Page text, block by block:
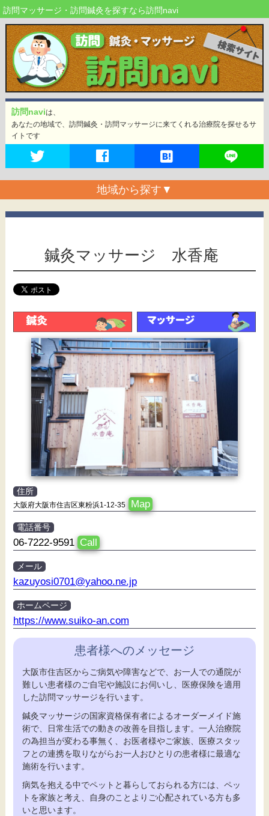
訪問マッサージ・訪問鍼灸を探すなら訪問navi
訪問naviは、
あなたの地域で、訪問鍼灸・訪問マッサージに来てくれる治療院を探せるサ
イトです
地域から探す ▼
鍼灸マッサージ 水香庵
住所
大阪府大阪市住吉区東粉浜1-12-35 Map
電話番号
06-7222-9591 Call
メール
kazuyosi0701@yahoo.ne.jp
ホームページ
https://www.suiko-an.com
患者様へのメッセージ
大阪市住吉区からご病気や障害などで、お一人での通院が
難しい患者様のご自宅や施設にお伺いし、医療保険を適用
した訪問マッサージを行います。
鍼灸マッサージの国家資格保有者によるオーダーメイド施
術で、日常生活での動きの改善を目指します。一人治療院
の為担当が変わる事無く、お医者様やご家族、医療スタッ
フとの連携を取りながらお一人おひとりの患者様に最適な
施術を行います。
病気を抱える中でペットと暮らしておられる方には、ペッ
トを家族と考え、自身のことよりご心配されている方も多
いと思います。